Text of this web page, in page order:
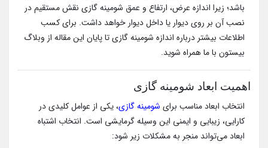
باشد؛ زیرا اندازه عرض، ارتفاع و عمق شومینه گازی نقش مستقیم در
نصب آن بر روی دیوار یا داخل دیوار خواهد داشت. برای کسب
اطلاعات بیشتر درباره اندازه شومینه گازی تا پایان این مقاله از وبلاگ
بیستون با ما همراه شوید.
اهمیت ابعاد شومینه گازی
انتخاب ابعاد مناسب برای شومینه گازی، یکی از عوامل کلیدی در
کارایی، زیبایی و ایمنی این وسیله گرمایشی است. انتخاب اشتباه
ابعاد می‌تواند منجر به مشکلات زیر شود: